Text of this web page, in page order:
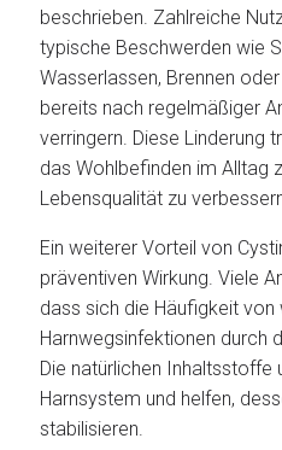
beschrieben. Zahlreiche
typische Beschwerden wie
Wasserlassen, Brennen
bereits nach regelmäßiger
verringern. Diese Linderung
das Wohlbefinden im Alltag
Lebensqualität zu
Ein weiterer Vorteil von
präventiven Wirkung. Viele
dass sich die Häufigkeit von
Harnwegsinfektionen durch
Die natürlichen Inhaltsstoffe
Harnsystem und helfen,
stabilisieren.